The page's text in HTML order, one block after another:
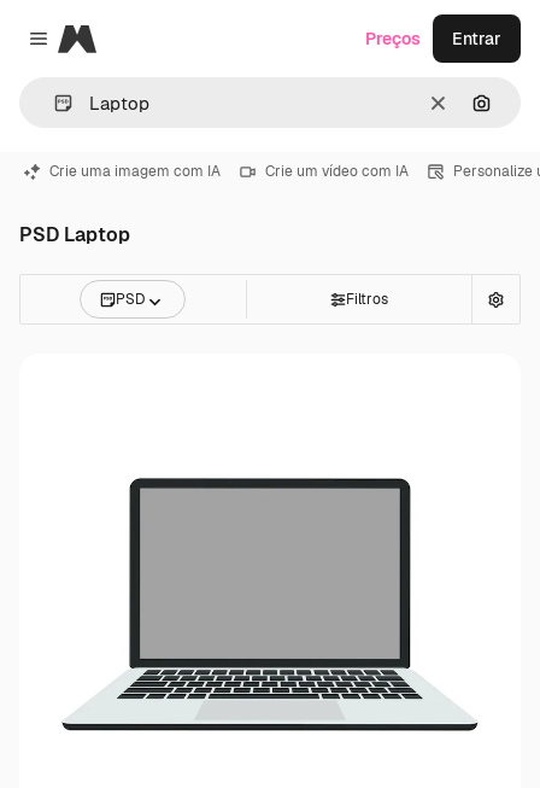
Close menu
Magnific
Limpar
Preços Entrar
Crie uma imagem com IA Crie um vídeo com IA Personalize
PSD Laptop
PSD Filtros